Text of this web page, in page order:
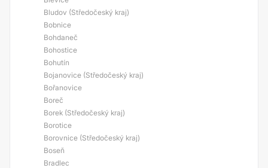
Bludov (Středočeský kraj)
Bobnice
Bohdaneč
Bohostice
Bohutín
Bojanovice (Středočeský kraj)
Bořanovice
Boreč
Borek (Středočeský kraj)
Borotice
Borovnice (Středočeský kraj)
Boseň
Bradlec